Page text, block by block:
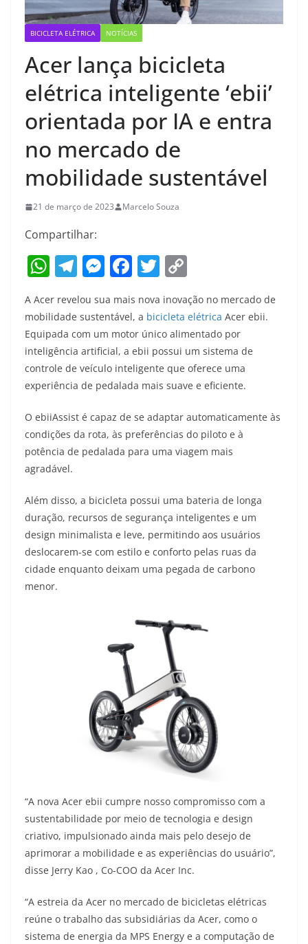
BICICLETA ELÉTRICA NOTÍCIAS
Acer lança bicicleta
elétrica inteligente ‘ebii’
orientada por IA e entra
no mercado de
mobilidade sustentável
21 de março de 2023 Marcelo Souza
Compartilhar:
W
at
s
A
p
p
T
el
e
gr
a
m
M
ss
e
n
g
er
F
c
e
b
o
o
k
T
w
itt
er
o
p
y
Li
n
k
A Acer revelou sua mais nova inovação no mercado de
mobilidade sustentável, a bicicleta elétrica Acer ebii.
Equipada com um motor único alimentado por
inteligência artificial, a ebii possui um sistema de
controle de veículo inteligente que oferece uma
experiência de pedalada mais suave e eficiente.
O ebiiAssist é capaz de se adaptar automaticamente às
condições da rota, às preferências do piloto e à
potência de pedalada para uma viagem mais
agradável.
Além disso, a bicicleta possui uma bateria de longa
duração, recursos de segurança inteligentes e um
design minimalista e leve, permitindo aos usuários
deslocarem-se com estilo e conforto pelas ruas da
cidade enquanto deixam uma pegada de carbono
menor.
“A nova Acer ebii cumpre nosso compromisso com a
sustentabilidade por meio de tecnologia e design
criativo, impulsionado ainda mais pelo desejo de
aprimorar a mobilidade e as experiências do usuário”,
disse Jerry Kao , Co-COO da Acer Inc.
“A estreia da Acer no mercado de bicicletas elétricas
reúne o trabalho das subsidiárias da Acer, como o
sistema de energia da MPS Energy e a computação de